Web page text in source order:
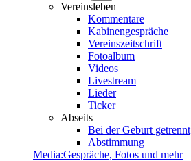
Vereinsleben
Kommentare
Kabinengespräche
Vereinszeitschrift
Fotoalbum
Videos
Livestream
Lieder
Ticker
Abseits
Bei der Geburt getrennt
Abstimmung
Media:Gespräche, Fotos und mehr